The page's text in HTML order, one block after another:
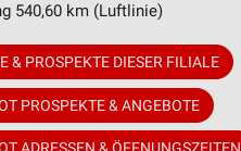
540,60 km (Luftlinie)
& PROSPEKTE DIESER FILIALE
PROSPEKTE & ANGEBOTE